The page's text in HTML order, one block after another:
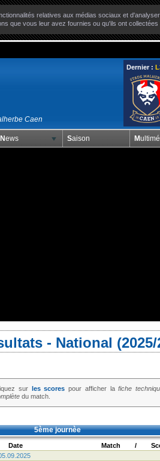
relatives aux médias sociaux et
que vous leur avez fournies ou qu'ils ont
Caen
Dernier :
News Saison
- National
sur les scores pour afficher lafiche
du match.
5ème journèe
Date Match /